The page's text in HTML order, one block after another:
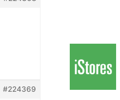
#224369